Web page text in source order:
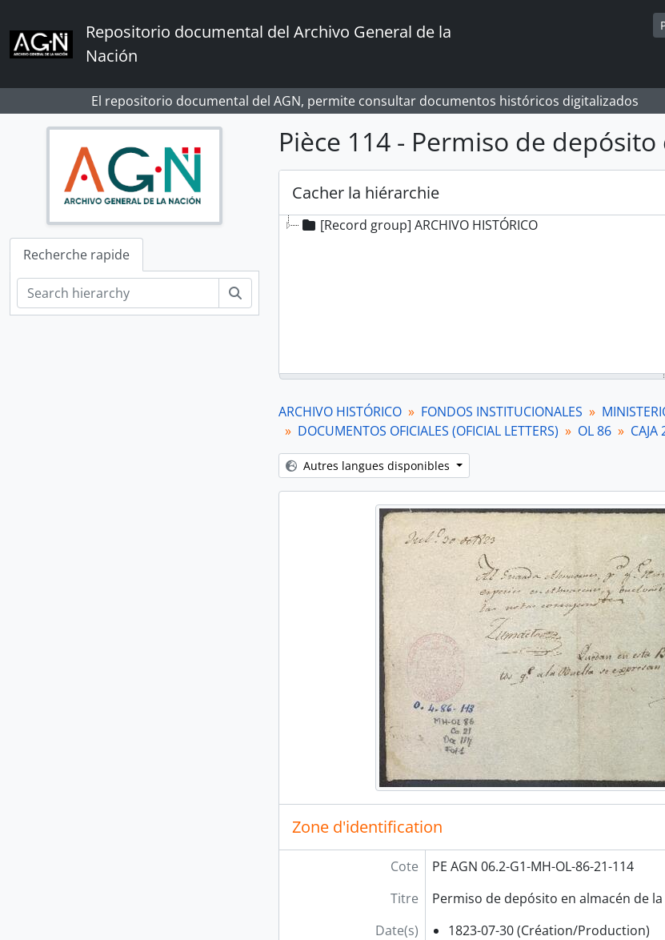
Repositorio documental del Archivo General de la
Nación
El repositorio documental del AGN, permite consultar documentos históricos digitalizados
Recherche rapide
Pièce 114 - Permiso de
Cacher la hiérarchie
[Record group] ARCHIVO HISTÓRICO
ARCHIVO HISTÓRICO FONDOS INSTITUCIONALES
DOCUMENTOS OFICIALES (OFICIAL LETTERS)
OL 86 CAJA
Autres langues disponibles
Zone d'identification
Cote
PE AGN 06.2-G1-MH-OL-86-21-114
Titre
Permiso de depósito en almacén de
Date(s)
1823-07-30 (Création/Production)